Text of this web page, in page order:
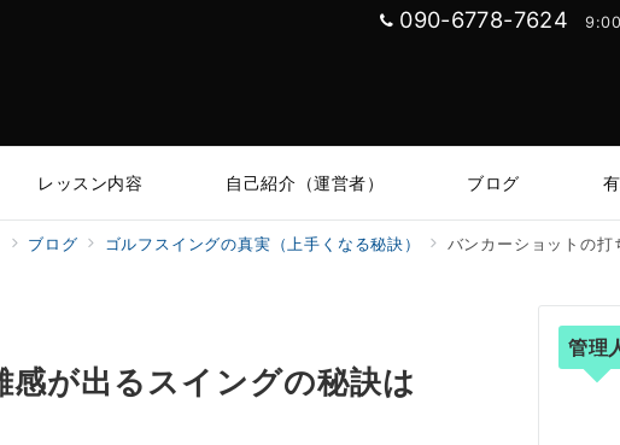
090-6778-7624
レッスン内容 自己紹介（運営者） ブログ
ブログ ゴルフスイングの真実（上手くなる秘訣） バンカーショットの打ち方
が出るスイングの秘訣は
管理